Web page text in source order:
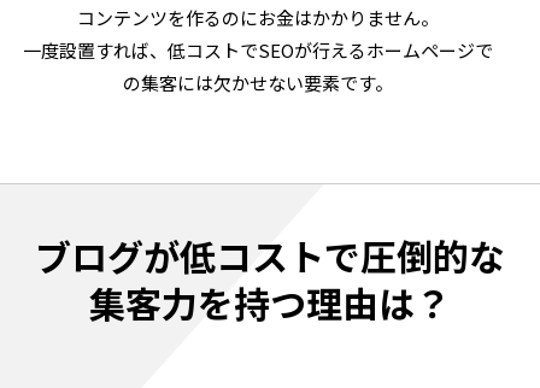
コンテンツを作るのにお金はかかりません。
一度設置すれば、低コストでSEOが行えるホームページで
の集客には欠かせない要素です。
ブログが低コストで圧倒的な
集客力を持つ理由は？